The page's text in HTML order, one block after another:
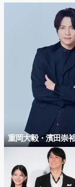
重岡大毅・濱田崇